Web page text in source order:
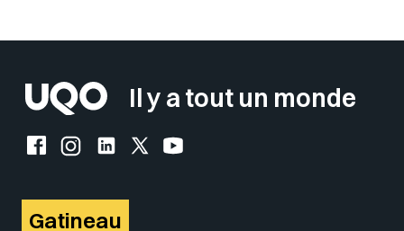
Il y a tout un monde
Facebook de l'UQO
Instagram de l'UQO
LinkedIn de l'UQO
X (Twitter) de l'UQO
YouTube de l'UQO
Gatineau